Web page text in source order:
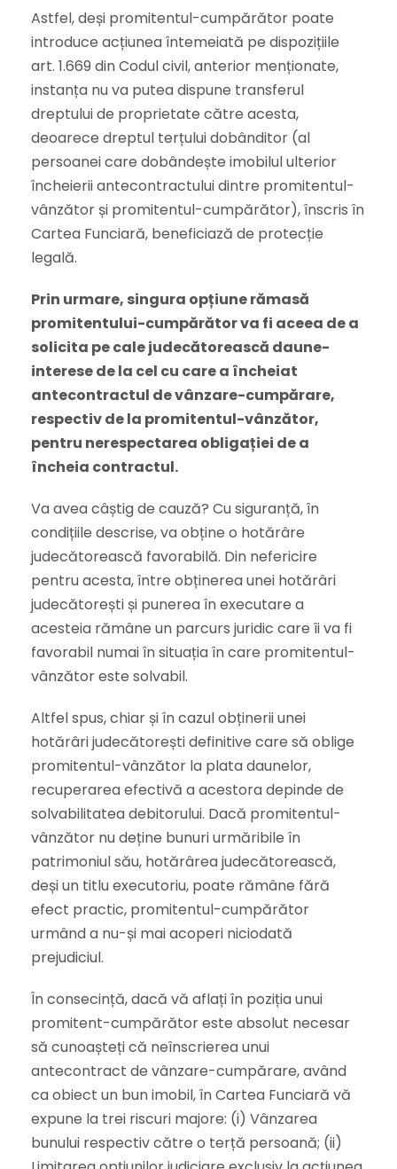
Astfel, deși promitentul-cumpărător poate
introduce acțiunea întemeiată pe dispozițiile
art. 1.669 din Codul civil, anterior menționate,
instanța nu va putea dispune transferul
dreptului de proprietate către acesta,
deoarece dreptul terțului dobânditor (al
persoanei care dobândește imobilul ulterior
încheierii antecontractului dintre promitentul-
vânzător și promitentul-cumpărător), înscris în
Cartea Funciară, beneficiază de protecție
legală.
Prin urmare, singura opțiune rămasă
promitentului-cumpărător va fi aceea de a
solicita pe cale judecătorească daune-
interese de la cel cu care a încheiat
antecontractul de vânzare-cumpărare,
respectiv de la promitentul-vânzător,
pentru nerespectarea obligației de a
încheia contractul.
Va avea câștig de cauză? Cu siguranță, în
condițiile descrise, va obține o hotărâre
judecătorească favorabilă. Din nefericire
pentru acesta, între obținerea unei hotărâri
judecătorești și punerea în executare a
acesteia rămâne un parcurs juridic care îi va fi
favorabil numai în situația în care promitentul-
vânzător este solvabil.
Altfel spus, chiar și în cazul obținerii unei
hotărâri judecătorești definitive care să oblige
promitentul-vânzător la plata daunelor,
recuperarea efectivă a acestora depinde de
solvabilitatea debitorului. Dacă promitentul-
vânzător nu deține bunuri urmăribile în
patrimoniul său, hotărârea judecătorească,
deși un titlu executoriu, poate rămâne fără
efect practic, promitentul-cumpărător
urmând a nu-și mai acoperi niciodată
prejudiciul.
În consecință, dacă vă aflați în poziția unui
promitent-cumpărător este absolut necesar
să cunoașteți că neînscrierea unui
antecontract de vânzare-cumpărare, având
ca obiect un bun imobil, în Cartea Funciară vă
expune la trei riscuri majore: (i) Vânzarea
bunului respectiv către o terță persoană; (ii)